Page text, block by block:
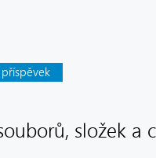
složek a